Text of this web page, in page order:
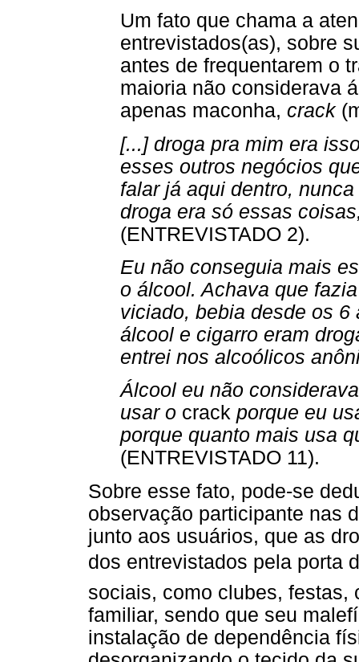
Um fato que chama a
entrevistados(as), sobre
antes de frequentarem o
maioria não considerava
apenas maconha, crack
[...] droga pra mim era
esses outros negócios
falar já aqui dentro,
droga era só essas
(ENTREVISTADO 2).
Eu não conseguia mais
o álcool. Achava que
viciado, bebia desde os
álcool e cigarro eram
entrei nos alcoólicos
Álcool eu não
usar o crack porque eu
porque quanto mais usa
(ENTREVISTADO 11).
Sobre esse fato, pode-se
observação participante nas
junto aos usuários, que as
dos entrevistados pela porta
sociais, como clubes, festas,
familiar, sendo que seu
instalação de dependência